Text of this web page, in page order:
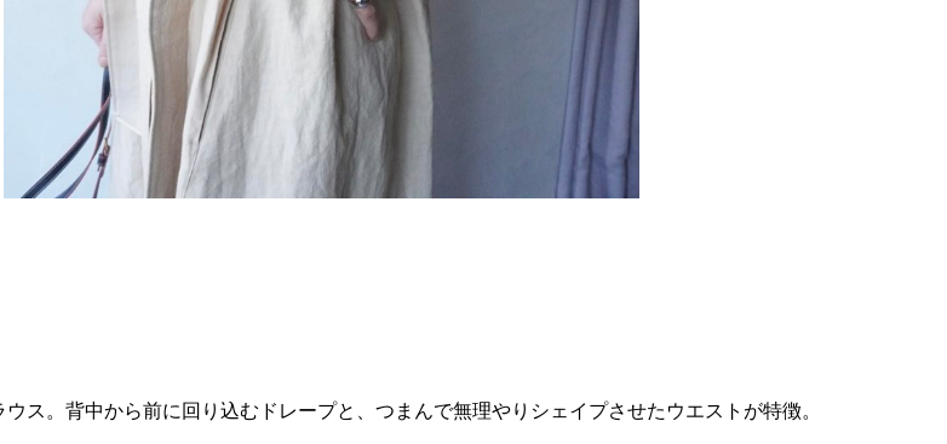
ス。背中から前に回り込むドレープと、つまんで無理やりシェイプさせたウエストが特徴。